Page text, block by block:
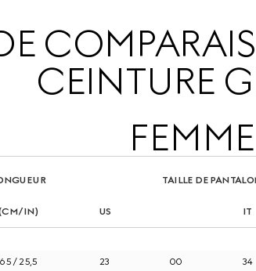
CEINTURE
FEMME
TAILLE DE
IN) US IT
65 / 25,5 23 00 34